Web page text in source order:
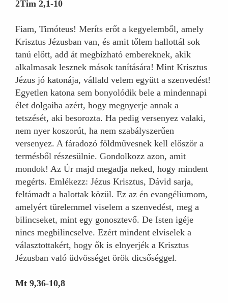
2Tim 2,1-10
Fiam, Timóteus! Meríts erőt a kegyelemből, amely
Krisztus Jézusban van, és amit tőlem hallottál sok
tanú előtt, add át megbízható embereknek, akik
alkalmasak lesznek mások tanítására! Mint Krisztus
Jézus jó katonája, vállald velem együtt a szenvedést!
Egyetlen katona sem bonyolódik bele a mindennapi
élet dolgaiba azért, hogy megnyerje annak a
tetszését, aki besorozta. Ha pedig versenyez valaki,
nem nyer koszorút, ha nem szabályszerűen
versenyez. A fáradozó földművesnek kell először a
termésből részesülnie. Gondolkozz azon, amit
mondok! Az Úr majd megadja neked, hogy mindent
megérts. Emlékezz: Jézus Krisztus, Dávid sarja,
feltámadt a halottak közül. Ez az én evangéliumom,
amelyért türelemmel viselem a szenvedést, meg a
bilincseket, mint egy gonosztevő. De Isten igéje
nincs megbilincselve. Ezért mindent elviselek a
választottakért, hogy ők is elnyerjék a Krisztus
Jézusban való üdvösséget örök dicsőséggel.
Mt 9,36-10,8